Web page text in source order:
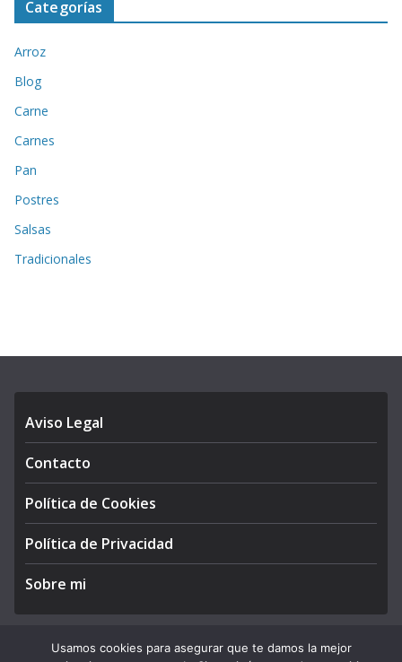
Categorías
Arroz
Blog
Carne
Carnes
Pan
Postres
Salsas
Tradicionales
Aviso Legal
Contacto
Política de Cookies
Política de Privacidad
Sobre mi
Usamos cookies para asegurar que te damos la mejor